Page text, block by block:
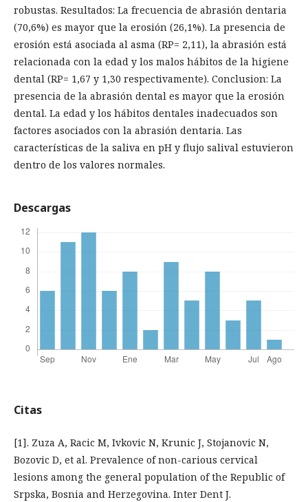
robustas. Resultados: La frecuencia de abrasión dentaria
(70,6%) es mayor que la erosión (26,1%). La presencia de
erosión está asociada al asma (RP= 2,11), la abrasión está
relacionada con la edad y los malos hábitos de la higiene
dental (RP= 1,67 y 1,30 respectivamente). Conclusion: La
presencia de la abrasión dental es mayor que la erosión
dental. La edad y los hábitos dentales inadecuados son
factores asociados con la abrasión dentaria. Las
características de la saliva en pH y flujo salival estuvieron
dentro de los valores normales.
Descargas
Citas
[1]. Zuza A, Racic M, Ivkovic N, Krunic J, Stojanovic N,
Bozovic D, et al. Prevalence of non-carious cervical
lesions among the general population of the Republic of
Srpska, Bosnia and Herzegovina. Inter Dent J.